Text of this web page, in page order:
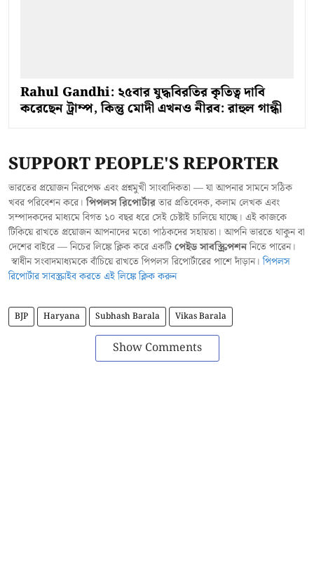
Rahul Gandhi: ২৫বার যুদ্ধবিরতির কৃতিত্ব দাবি
করেছেন ট্রাম্প, কিন্তু মোদী এখনও নীরব: রাহুল গান্ধী
SUPPORT PEOPLE'S REPORTER
ভারতের প্রয়োজন নিরপেক্ষ এবং প্রশ্নমুখী সাংবাদিকতা — যা আপনার সামনে সঠিক
খবর পরিবেশন করে।পিপলস রিপোর্টারতার প্রতিবেদক, কলাম লেখক এবং
সম্পাদকদের মাধ্যমে বিগত ১০ বছর ধরে সেই চেষ্টাই চালিয়ে যাচ্ছে। এই কাজকে
টিকিয়ে রাখতে প্রয়োজন আপনাদের মতো পাঠকদের সহায়তা। আপনি ভারতে থাকুন বা
দেশের বাইরে — নিচের লিঙ্কে ক্লিক করে একটিপেইড সাবস্ক্রিপশননিতে পারেন।
স্বাধীন সংবাদমাধ্যমকে বাঁচিয়ে রাখতে পিপলস রিপোর্টারের পাশে দাঁড়ান।পিপলস
রিপোর্টার সাবস্ক্রাইব করতে এই লিঙ্কে ক্লিক করুন
BJP Haryana Subhash Barala Vikas Barala
Show Comments